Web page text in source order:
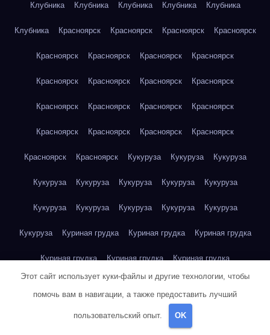
Клубника Клубника Клубника Клубника Клубника
Клубника Красноярск Красноярск Красноярск Красноярск
Красноярск Красноярск Красноярск Красноярск
Красноярск Красноярск Красноярск Красноярск
Красноярск Красноярск Красноярск Красноярск
Красноярск Красноярск Красноярск Красноярск
Красноярск Красноярск Кукуруза Кукуруза Кукуруза
Кукуруза Кукуруза Кукуруза Кукуруза Кукуруза
Кукуруза Кукуруза Кукуруза Кукуруза Кукуруза
Кукуруза Куриная грудка Куриная грудка Куриная грудка
Куриная грудка Куриная грудка Куриная грудка
Куриная грудка Куриная грудка
Этот сайт использует куки-файлы и другие технологии, чтобы
помочь вам в навигации, а также предоставить лучший
пользовательский опыт. OK